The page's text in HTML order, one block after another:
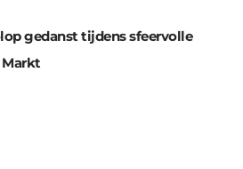
gedanst tijdens sfeervolle
Markt